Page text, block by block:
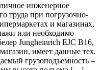
инженерное
труда при погрузочно-
и магазинах,
или необходимо
Jungheinrich EJC B16,
имеет данные тех.
грузоподъемность –